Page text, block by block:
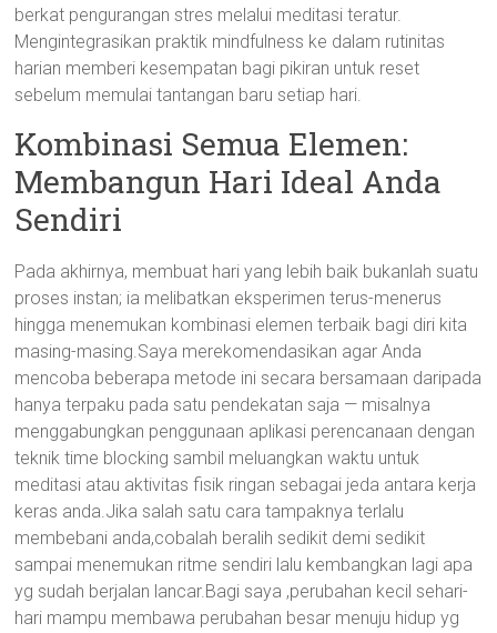
berkat pengurangan stres melalui meditasi teratur.
Mengintegrasikan praktik mindfulness ke dalam rutinitas
harian memberi kesempatan bagi pikiran untuk reset
sebelum memulai tantangan baru setiap hari.
Kombinasi Semua Elemen:
Membangun Hari Ideal Anda
Sendiri
Pada akhirnya, membuat hari yang lebih baik bukanlah suatu
proses instan; ia melibatkan eksperimen terus-menerus
hingga menemukan kombinasi elemen terbaik bagi diri kita
masing-masing.Saya merekomendasikan agar Anda
mencoba beberapa metode ini secara bersamaan daripada
hanya terpaku pada satu pendekatan saja — misalnya
menggabungkan penggunaan aplikasi perencanaan dengan
teknik time blocking sambil meluangkan waktu untuk
meditasi atau aktivitas fisik ringan sebagai jeda antara kerja
keras anda.Jika salah satu cara tampaknya terlalu
membebani anda,cobalah beralih sedikit demi sedikit
sampai menemukan ritme sendiri lalu kembangkan lagi apa
yg sudah berjalan lancar.Bagi saya ,perubahan kecil sehari-
hari mampu membawa perubahan besar menuju hidup yg